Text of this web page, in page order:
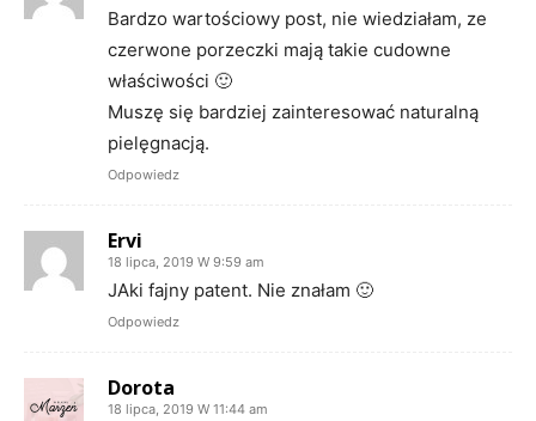
Bardzo wartościowy post, nie wiedziałam, ze
czerwone porzeczki mają takie cudowne
właściwości 🙂
Muszę się bardziej zainteresować naturalną
pielęgnacją.
Odpowiedz
Ervi
18 lipca, 2019 W 9:59 am
JAki fajny patent. Nie znałam 🙂
Odpowiedz
Dorota
18 lipca, 2019 W 11:44 am